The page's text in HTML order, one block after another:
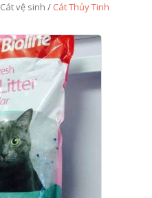
Cát vệ sinh / Cát Thủy Tinh